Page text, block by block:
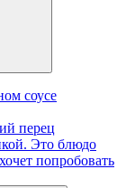
соусе
перец
Это блюдо
попробовать